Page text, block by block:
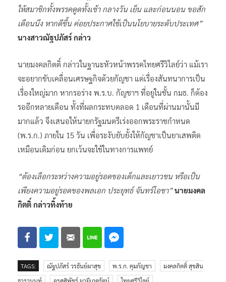
ให้สมาชิกทั้งพรรคดูดทั้งเช้า กลางวัน เย็น และก่อนนอน ขอสัก
เดือนนึง หากดีขึ้น ค่อยประกาศใช้เป็นนโยบายระดับประเทศ”
นางสาวณัฐปภัสร์ กล่าว
นายมงคลกิตติ์ กล่าวในฐานะหัวหน้าพรรคไทยศรีวิไลย์ว่า แม้เรา
จะอยากขับเคลื่อนเศรษฐกิจด้วยกัญชา แต่เรื่องสันทนาการเป็น
เรื่องใหญ่มาก หากรอร่าง พ.ร.บ. กัญชาฯ ที่อยู่ในชั้น กมธ. ก็ต้อง
รออีกหลายเดือน ทั้งที่ผลกระทบตลอด 1 เดือนที่ผ่านมานั้นมี
มากแล้ว จึงเสนอให้นายกรัฐมนตรีเร่งออกพระราชกำหนด
(พ.ร.ก.) ภายใน 15 วัน เพื่อระงับยับยั้งให้กัญชาเป็นยาเสพติด
เหมือนเดิมก่อน ยกเว้นจะใช้ในทางการแพทย์
“ต้องเลือกระหว่างความอยู่รอดของเด็กและเยาวชน หรือเป็น
เพียงความอยู่รอดของพลเอก ประยุทธ์ จันทร์โอชา” นายมงคล
กิตติ์ กล่าวทิ้งท้าย
TAGS: ณัฐปภัสร์ วรธันย์ผาสุข พ.ร.ก. คุมกัญชา
มงคลกิตติ์ สุขสิน